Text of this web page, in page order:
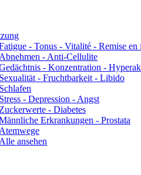
- Tonus - Vitalité - Remise en
- Anti-Cellulite
- Konzentration -
Sexualität - Fruchtbarkeit - Libido
Schlafen
Stress - Depression - Angst
- Diabetes
Erkrankungen - Prostata
ansehen